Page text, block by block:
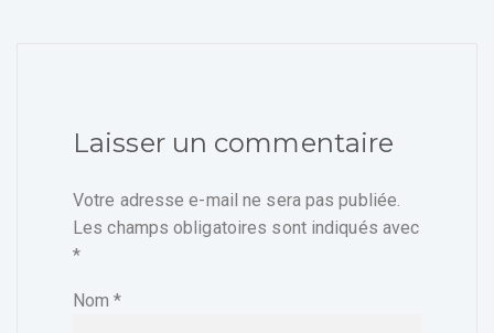
Laisser un commentaire
Votre adresse e-mail ne sera pas publiée.
Les champs obligatoires sont indiqués avec
*
Nom*